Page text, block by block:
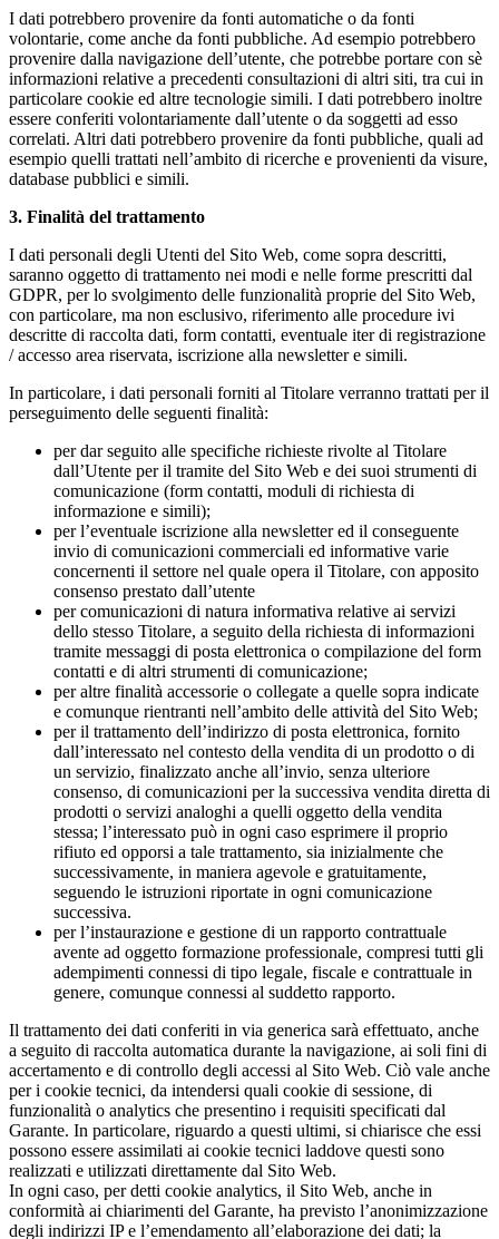
I dati potrebbero provenire da fonti automatiche o da fonti
volontarie, come anche da fonti pubbliche. Ad esempio potrebbero
provenire dalla navigazione dell’utente, che potrebbe portare con sè
informazioni relative a precedenti consultazioni di altri siti, tra cui in
particolare cookie ed altre tecnologie simili. I dati potrebbero inoltre
essere conferiti volontariamente dall’utente o da soggetti ad esso
correlati. Altri dati potrebbero provenire da fonti pubbliche, quali ad
esempio quelli trattati nell’ambito di ricerche e provenienti da visure,
database pubblici e simili.
3. Finalità del trattamento
I dati personali degli Utenti del Sito Web, come sopra descritti,
saranno oggetto di trattamento nei modi e nelle forme prescritti dal
GDPR, per lo svolgimento delle funzionalità proprie del Sito Web,
con particolare, ma non esclusivo, riferimento alle procedure ivi
descritte di raccolta dati, form contatti, eventuale iter di registrazione
/ accesso area riservata, iscrizione alla newsletter e simili.
In particolare, i dati personali forniti al Titolare verranno trattati per il
perseguimento delle seguenti finalità:
per dar seguito alle specifiche richieste rivolte al Titolare
dall’Utente per il tramite del Sito Web e dei suoi strumenti di
comunicazione (form contatti, moduli di richiesta di
informazione e simili);
per l’eventuale iscrizione alla newsletter ed il conseguente
invio di comunicazioni commerciali ed informative varie
concernenti il settore nel quale opera il Titolare, con apposito
consenso prestato dall’utente
per comunicazioni di natura informativa relative ai servizi
dello stesso Titolare, a seguito della richiesta di informazioni
tramite messaggi di posta elettronica o compilazione del form
contatti e di altri strumenti di comunicazione;
per altre finalità accessorie o collegate a quelle sopra indicate
e comunque rientranti nell’ambito delle attività del Sito Web;
per il trattamento dell’indirizzo di posta elettronica, fornito
dall’interessato nel contesto della vendita di un prodotto o di
un servizio, finalizzato anche all’invio, senza ulteriore
consenso, di comunicazioni per la successiva vendita diretta di
prodotti o servizi analoghi a quelli oggetto della vendita
stessa; l’interessato può in ogni caso esprimere il proprio
rifiuto ed opporsi a tale trattamento, sia inizialmente che
successivamente, in maniera agevole e gratuitamente,
seguendo le istruzioni riportate in ogni comunicazione
successiva.
per l’instaurazione e gestione di un rapporto contrattuale
avente ad oggetto formazione professionale, compresi tutti gli
adempimenti connessi di tipo legale, fiscale e contrattuale in
genere, comunque connessi al suddetto rapporto.
Il trattamento dei dati conferiti in via generica sarà effettuato, anche
a seguito di raccolta automatica durante la navigazione, ai soli fini di
accertamento e di controllo degli accessi al Sito Web. Ciò vale anche
per i cookie tecnici, da intendersi quali cookie di sessione, di
funzionalità o analytics che presentino i requisiti specificati dal
Garante. In particolare, riguardo a questi ultimi, si chiarisce che essi
possono essere assimilati ai cookie tecnici laddove questi sono
realizzati e utilizzati direttamente dal Sito Web.
In ogni caso, per detti cookie analytics, il Sito Web, anche in
conformità ai chiarimenti del Garante, ha previsto l’anonimizzazione
degli indirizzi IP e l’emendamento all’elaborazione dei dati; la